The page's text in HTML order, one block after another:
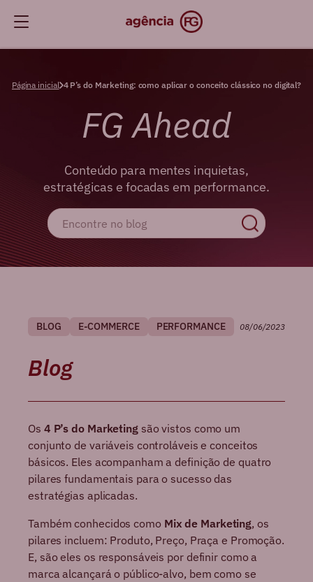
Página inicial 4 P’s do Marketing: como aplicar o conceito clássico no digital?
FG Ahead
Conteúdo para mentes inquietas,
estratégicas e focadas em performance.
BLOG E-COMMERCE PERFORMANCE 08/06/2023
Blog
Os 4 P’s do Marketingsão vistos como um
conjunto de variáveis controláveis e conceitos
básicos. Eles acompanham a definição de quatro
pilares fundamentais para o sucesso das
estratégias aplicadas.
Também conhecidos como Mix de Marketing, os
pilares incluem: Produto, Preço, Praça e Promoção.
E, são eles os responsáveis por definir como a
marca alcançará o público-alvo, bem como se